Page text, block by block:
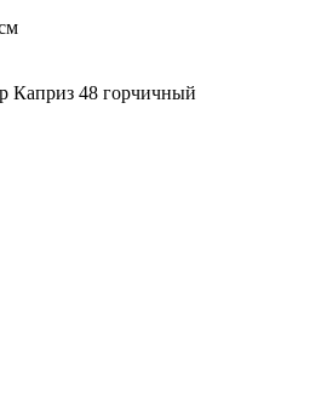
Каприз 48 горчичный